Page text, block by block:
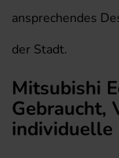
ansprechendes
der Stadt.
Mitsubishi
Gebraucht,